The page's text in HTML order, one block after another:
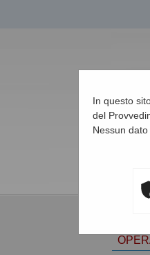
In questo
del
Nessun